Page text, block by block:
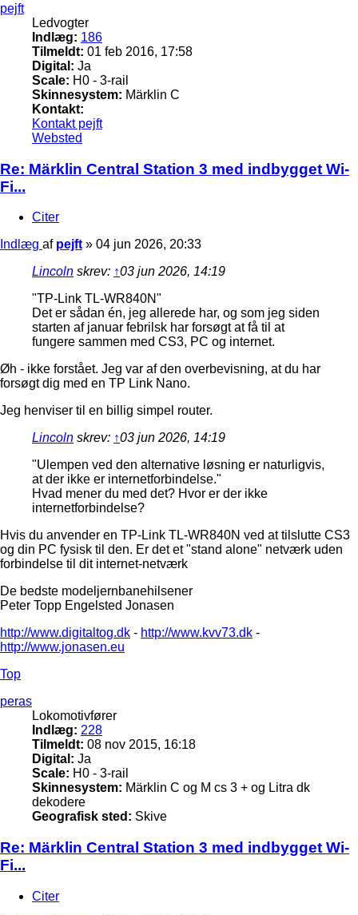
pejft
Ledvogter
Indlæg: 186
Tilmeldt: 01 feb 2016, 17:58
Digital: Ja
Scale: H0 - 3-rail
Skinnesystem: Märklin C
Kontakt:
Kontakt pejft
Websted
Re: Märklin Central Station 3 med indbygget Wi-
Fi...
Citer
Indlæg af pejft » 04 jun 2026, 20:33
Lincoln skrev: ↑03 jun 2026, 14:19
"TP-Link TL-WR840N"
Det er sådan én, jeg allerede har, og som jeg siden
starten af januar febrilsk har forsøgt at få til at
fungere sammen med CS3, PC og internet.
Øh - ikke forstået. Jeg var af den overbevisning, at du har
forsøgt dig med en TP Link Nano.
Jeg henviser til en billig simpel router.
Lincoln skrev: ↑03 jun 2026, 14:19
"Ulempen ved den alternative løsning er naturligvis,
at der ikke er internetforbindelse."
Hvad mener du med det? Hvor er der ikke
internetforbindelse?
Hvis du anvender en TP-Link TL-WR840N ved at tilslutte CS3
og din PC fysisk til den. Er det et "stand alone" netværk uden
forbindelse til dit internet-netværk
De bedste modeljernbanehilsener
Peter Topp Engelsted Jonasen
http://www.digitaltog.dk - http://www.kvv73.dk -
http://www.jonasen.eu
Top
peras
Lokomotivfører
Indlæg: 228
Tilmeldt: 08 nov 2015, 16:18
Digital: Ja
Scale: H0 - 3-rail
Skinnesystem: Märklin C og M cs 3 + og Litra dk
dekodere
Geografisk sted: Skive
Re: Märklin Central Station 3 med indbygget Wi-
Fi...
Citer